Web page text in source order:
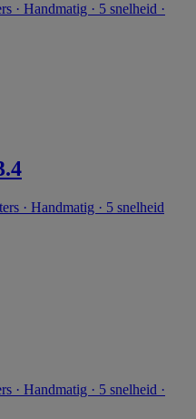
· Handmatig · 5 snelheid ·
· Handmatig · 5 snelheid
· Handmatig · 5 snelheid ·